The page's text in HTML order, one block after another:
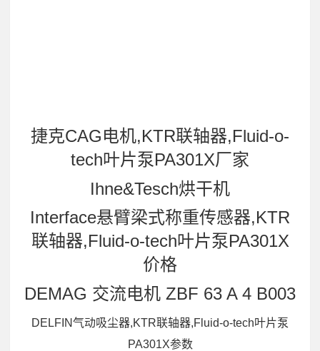
捷克CAG电机,KTR联轴器,Fluid-o-
tech叶片泵PA301X厂家
Ihne&Tesch烘干机
Interface悬臂梁式称重传感器,KTR
联轴器,Fluid-o-tech叶片泵PA301X
价格
DEMAG 交流电机 ZBF 63 A 4 B003
DELFIN气动吸尘器,KTR联轴器,Fluid-o-tech叶片泵
PA301X参数